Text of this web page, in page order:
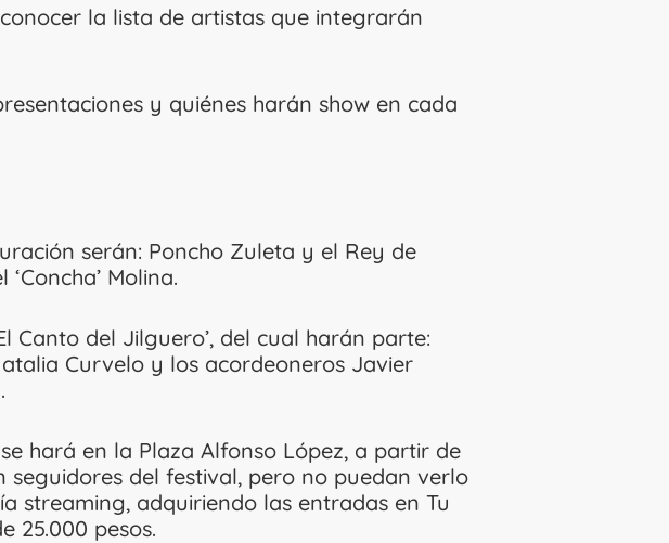
la lista de artistas que integrarán
y quiénes harán show en cada
serán: Poncho Zuleta y el Rey de
Molina.
Canto del Jilguero’, del cual harán parte:
Curvelo y los acordeoneros Javier
hará en la Plaza Alfonso López, a partir de
seguidores del festival, pero no puedan verlo
streaming, adquiriendo las entradas en Tu
25.000 pesos.